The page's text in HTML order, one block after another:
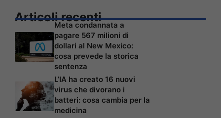
Articoli recenti
Meta condannata a
pagare 567 milioni di
dollari al New Mexico:
cosa prevede la storica
sentenza
L’IA ha creato 16 nuovi
virus che divorano i
batteri: cosa cambia per la
medicina